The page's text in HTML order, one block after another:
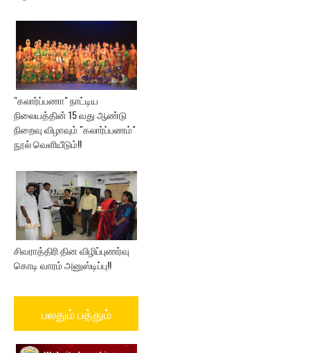
"கலார்ப்பணா" நாட்டிய
நிலையத்தின் 15 வது ஆண்டு
நிறைவு விழாவும் "கலார்ப்பணம்"
நூல் வெளியீடும்!!
சிவராத்திரி தின விழிப்புணர்வு
கொடி வாரம் அனுஸ்டிப்பு!!
பலதும் பத்தும்